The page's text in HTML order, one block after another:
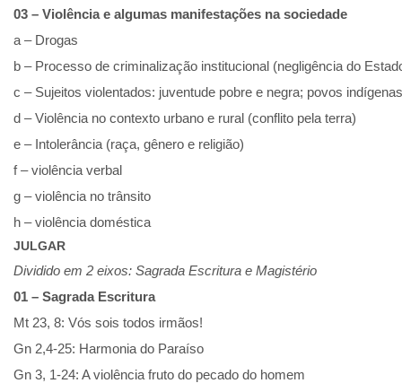
03 – Violência e algumas manifestações na sociedade
a – Drogas
b – Processo de criminalização institucional (negligência do
c – Sujeitos violentados: juventude pobre e negra; povos
d – Violência no contexto urbano e rural (conflito pela terra)
e – Intolerância (raça, gênero e religião)
f – violência verbal
g – violência no trânsito
h – violência doméstica
JULGAR
Dividido em 2 eixos: Sagrada Escritura e Magistério
01 – Sagrada Escritura
Mt 23, 8: Vós sois todos irmãos!
Gn 2,4-25: Harmonia do Paraíso
Gn 3, 1-24: A violência fruto do pecado do homem